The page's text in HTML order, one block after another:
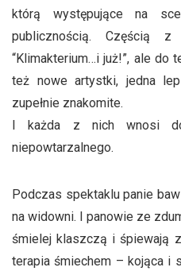
którą występujące na
publicznością. Częścią
“Klimakterium…i już!”, ale do
też nowe artystki, jedna
zupełnie znakomite.
I każda z nich wnosi
niepowtarzalnego.
Podczas spektaklu panie
na widowni. I panowie ze
śmielej klaszczą i śpiewają
terapia śmiechem – kojąca i